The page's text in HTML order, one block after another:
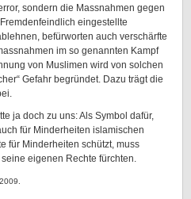
sondern die Massnahmen gegen
eingestellte
befürworten auch verschärfte
im so genannten Kampf
von Muslimen wird von solchen
Gefahr begründet. Dazu trägt die
ja doch zu uns: Als Symbol dafür,
für Minderheiten islamischen
für Minderheiten schützt, muss
eigenen Rechte fürchten.